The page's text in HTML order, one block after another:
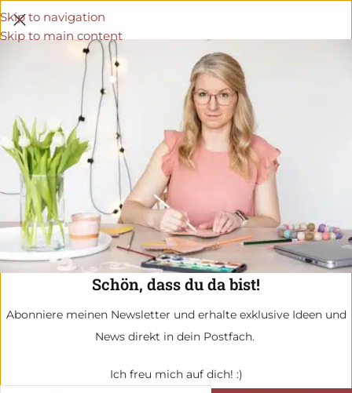
Schön, dass du da bist!
Abonniere meinen Newsletter und erhalte exklusive Ideen und
News direkt in dein Postfach.
Ich freu mich auf dich! :)
Skip to navigation
Skip to main content